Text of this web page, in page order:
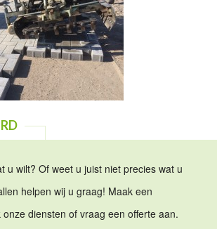
u wilt? Of weet u juist niet precies wat u
helpen wij u graag! Maak een
diensten of vraag een offerte aan.